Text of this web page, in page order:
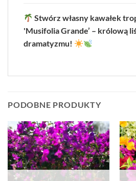
Stwórz własny kawałek
'Musifolia Grande’ – królową
dramatyzmu!
PODOBNE PRODUKTY